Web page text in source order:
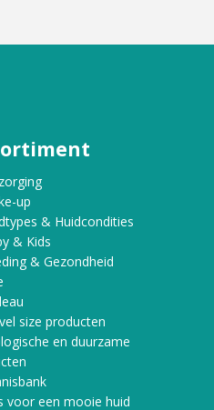
up
& Huidcondities
& Kids
& Gezondheid
size producten
en duurzame
voor een mooie huid